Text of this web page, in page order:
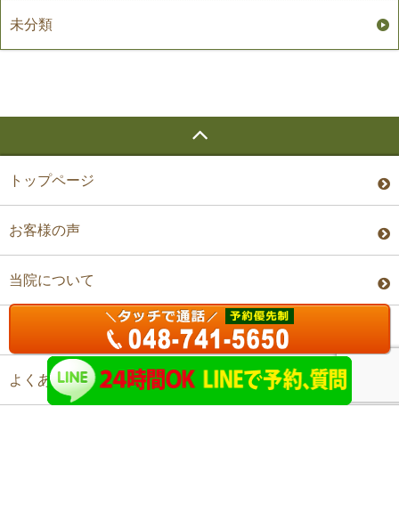
未分類
トップページ
お客様の声
当院について
よくあるご質問